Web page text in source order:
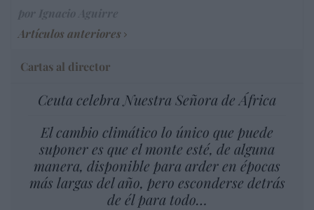
Artículos anteriores
Cartas al director
Ceuta celebra Nuestra Señora de África
El cambio climático lo único que puede
suponer es que el monte esté, de alguna
manera, disponible para arder en épocas
más largas del año, pero esconderse detrás
de él para todo…